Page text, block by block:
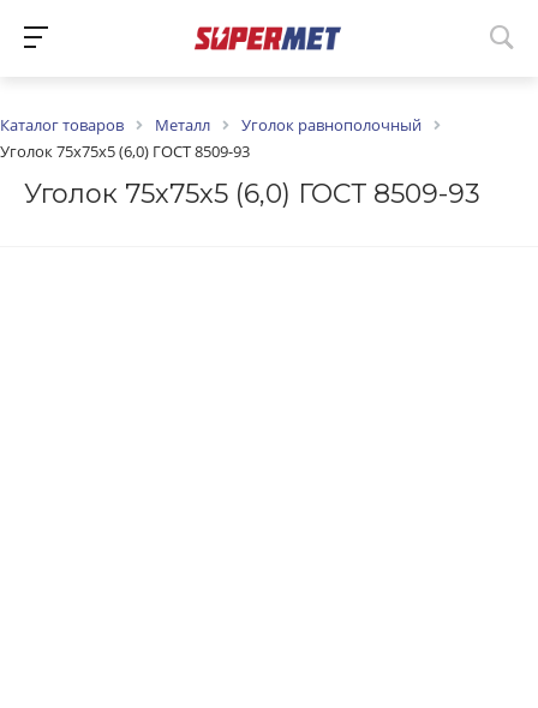
Каталог товаров Металл
Уголок равнополочный
Уголок 75х75х5 (6,0) ГОСТ 8509-93
Уголок 75х75х5 (6,0) ГОСТ 8509-93